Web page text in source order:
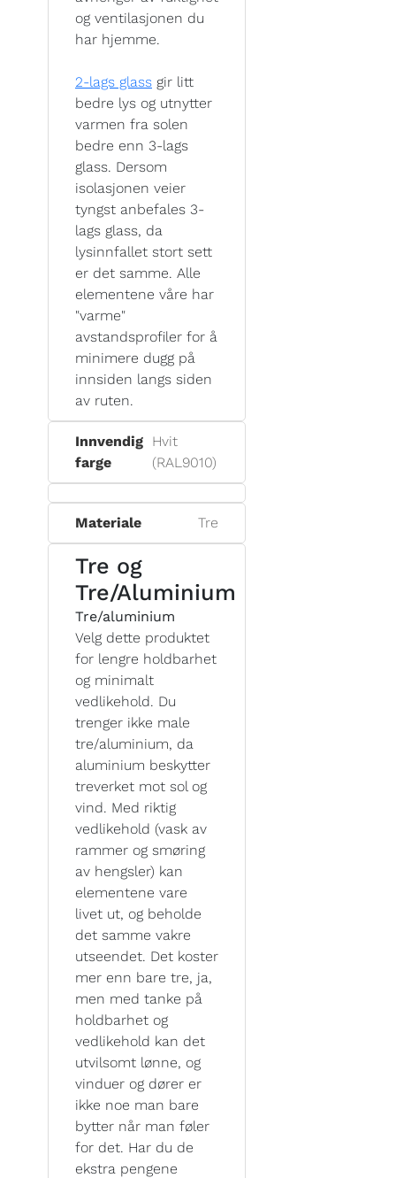
og ventilasjonen du
har hjemme.
2-lags glass gir litt
bedre lys og utnytter
varmen fra solen
bedre enn 3-lags
glass. Dersom
isolasjonen veier
tyngst anbefales 3-
lags glass, da
lysinnfallet stort sett
er det samme. Alle
elementene våre har
"varme"
avstandsprofiler for å
minimere dugg på
innsiden langs siden
av ruten.
Innvendig
farge
Hvit
(RAL9010)
Materiale Tre
Tre og
Tre/Aluminium
Tre/aluminium
Velg dette produktet
for lengre holdbarhet
og minimalt
vedlikehold. Du
trenger ikke male
tre/aluminium, da
aluminium beskytter
treverket mot sol og
vind. Med riktig
vedlikehold (vask av
rammer og smøring
av hengsler) kan
elementene vare
livet ut, og beholde
det samme vakre
utseendet. Det koster
mer enn bare tre, ja,
men med tanke på
holdbarhet og
vedlikehold kan det
utvilsomt lønne, og
vinduer og dører er
ikke noe man bare
bytter når man føler
for det. Har du de
ekstra pengene